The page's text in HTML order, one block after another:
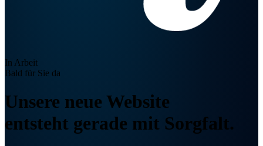
In Arbeit
Bald für Sie da
Unsere neue Website
entsteht gerade mit Sorgfalt.